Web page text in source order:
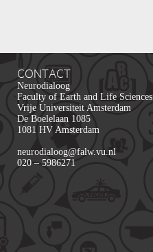
CONTACT
Neurodialoog
Faculty of Earth and Life Sciences
Vrije Universiteit Amsterdam
De Boelelaan 1085
1081 HV Amsterdam
neurodialoog@falw.vu.nl
020 – 5986271